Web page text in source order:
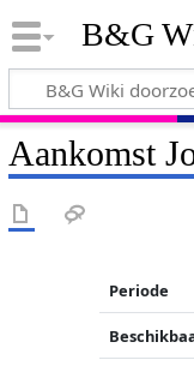
B&G
Aankomst
Periode